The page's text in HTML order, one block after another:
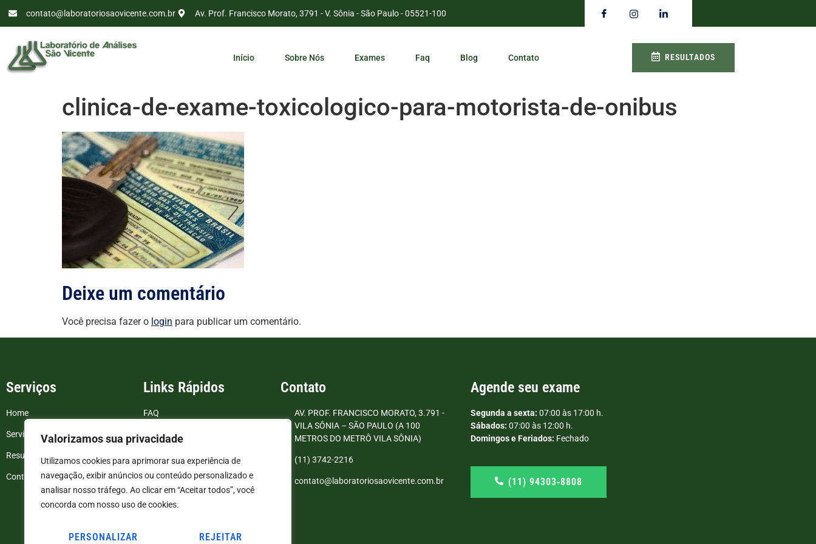
Valorizamos sua privacidade
Utilizamos cookies para aprimorar sua experiência de
navegação, exibir anúncios ou conteúdo personalizado e
analisar nosso tráfego. Ao clicar em “Aceitar todos”, você
concorda com nosso uso de cookies.
PERSONALIZAR REJEITAR
contato@laboratoriosaovicente.com.br Av. Prof. Francisco Morato, 3791 - V. Sônia - São Paulo - 05521-100
Início Sobre Nós Exames Faq Blog Contato RESULTADOS
clinica-de-exame-toxicologico-para-motorista-de-onibus
Deixe um comentário
Você precisa fazer o login para publicar um comentário.
Serviços
Home
Serviços
Resultados de exames
Contato
Links Rápidos
FAQ
Blog
Politica de Privacidade
Termos e Condições
Contato
AV. PROF. FRANCISCO MORATO, 3.791 -
VILA SÔNIA – SÃO PAULO (A 100
METROS DO METRÔ VILA SÔNIA)
(11) 3742-2216
contato@laboratoriosaovicente.com.br
Agende seu exame
Segunda a sexta: 07:00 às 17:00 h.
Sábados: 07:00 às 12:00 h.
Domingos e Feriados: Fechado
(11) 94303‑8808